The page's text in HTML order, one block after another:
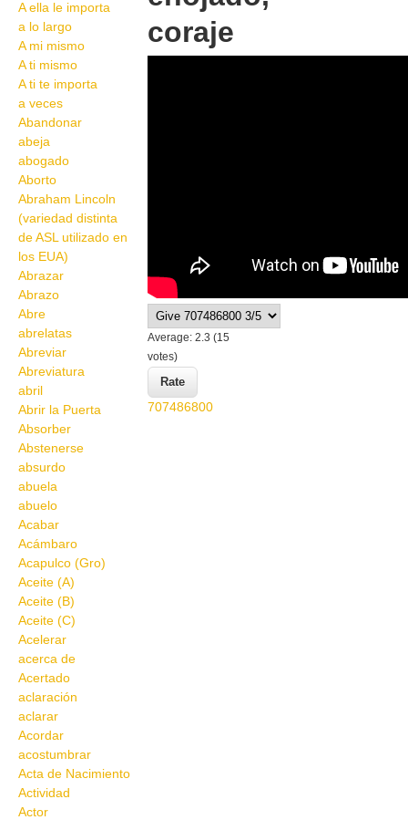
A ella le importa
a lo largo
A mi mismo
A ti mismo
A ti te importa
a veces
Abandonar
abeja
abogado
Aborto
Abraham Lincoln
(variedad distinta
de ASL utilizado en
los EUA)
Abrazar
Abrazo
Abre
abrelatas
Abreviar
Abreviatura
abril
Abrir la Puerta
Absorber
Abstenerse
absurdo
abuela
abuelo
Acabar
Acámbaro
Acapulco (Gro)
Aceite (A)
Aceite (B)
Aceite (C)
Acelerar
acerca de
Acertado
aclaración
aclarar
Acordar
acostumbrar
Acta de Nacimiento
Actividad
Actor
coraje
Average: 2.3 (15
votes)
707486800